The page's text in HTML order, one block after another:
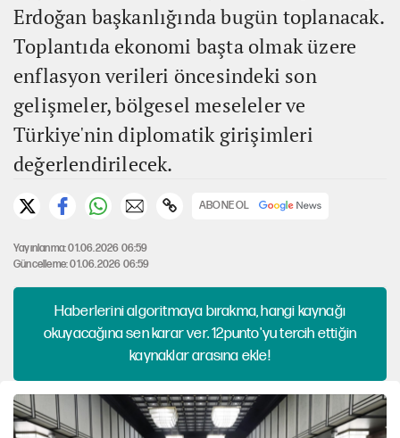
Erdoğan başkanlığında bugün toplanacak.
Toplantıda ekonomi başta olmak üzere
enflasyon verileri öncesindeki son
gelişmeler, bölgesel meseleler ve
Türkiye'nin diplomatik girişimleri
değerlendirilecek.
ABONE OL
Yayınlanma: 01.06.2026 06:59
Güncelleme: 01.06.2026 06:59
Haberlerini algoritmaya bırakma, hangi kaynağı
okuyacağına sen karar ver. 12punto'yu tercih ettiğin
kaynaklar arasına ekle!